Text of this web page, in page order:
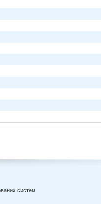
систем